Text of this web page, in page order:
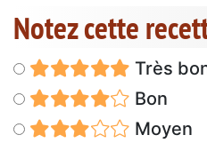
Notez cette
Très
Bon
Moyen